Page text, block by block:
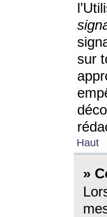
sur
Haut
»